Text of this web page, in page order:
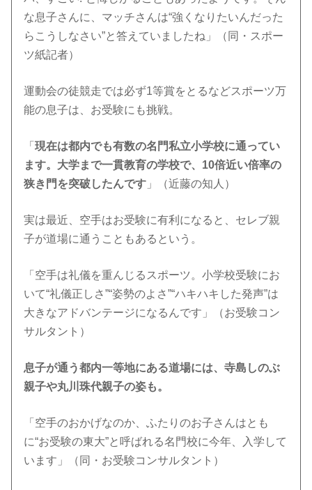
な息子さんに、マッチさんは“強くなりたいんだった
らこうしなさい”と答えていましたね」（同・スポー
ツ紙記者）
運動会の徒競走では必ず1等賞をとるなどスポーツ万
能の息子は、お受験にも挑戦。
「現在は都内でも有数の名門私立小学校に通ってい
ます。大学まで一貫教育の学校で、10倍近い倍率の
狭き門を突破したんです 」（近藤の知人）
実は最近、空手はお受験に有利になると、セレブ親
子が道場に通うこともあるという。
「空手は礼儀を重んじるスポーツ。小学校受験にお
いて“礼儀正しさ”“姿勢のよさ”“ハキハキした発声”は
大きなアドバンテージになるんです」（お受験コン
サルタント）
息子が通う都内一等地にある道場には、寺島しのぶ
親子や丸川珠代親子の姿も。
「空手のおかげなのか、ふたりのお子さんはとも
に“お受験の東大”と呼ばれる名門校に今年、入学して
います」（同・お受験コンサルタント）